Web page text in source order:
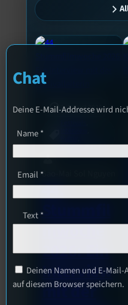
3. August 2026
Veranstaltungen
Sao-Mai Sol Nguyen
44.
Stummfil
mwoche
2026: Ein
Interview
mit der
Chat
Deine E-Mail-Addresse wird
Name*
Email *
Text*
Deinen Namen und E-
auf diesem Browser speichern.